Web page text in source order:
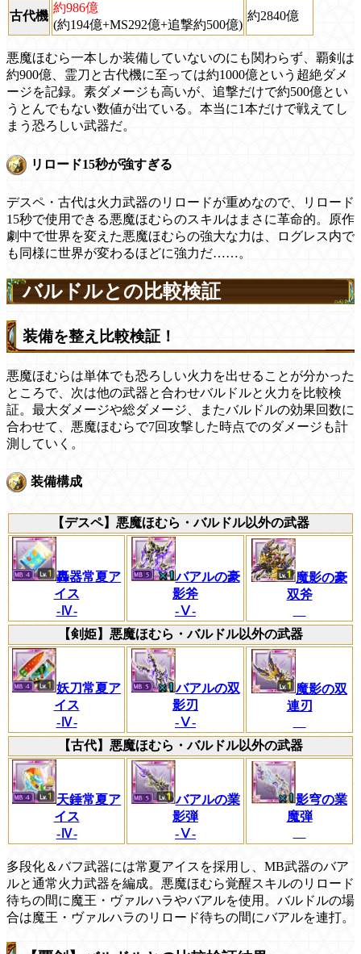
古代機
約986億
(約194億+MS292億+追撃約500億)
約2840億
悪魔ほむら一本しか装備していないのにも関わらず、覇剣は
約900億、霊刀と古代機に至っては約1000億という超絶ダメ
ージを記録。素ダメージも高いが、追撃だけで約500億とい
うとんでもない数値が出ている。本当に1本だけで戦えてし
まう恐ろしい武器だ。
リロード15秒が強すぎる
デスペ・古代は火力武器のリロードが重めなので、リロード
15秒で使用できる悪魔ほむらのスキルはまさに革命的。原作
劇中で世界を変えた悪魔ほむらの強大な力は、ログレス内で
も同様に世界が変わるほどに強力だ……。
バルドルとの比較検証
装備を整え比較検証！
悪魔ほむらは単体でも恐ろしい火力を出せることが分かった
ところで、次は他の武器と合わせバルドルと火力を比較検
証。最大ダメージや総ダメージ、またバルドルの効果回数に
合わせて、悪魔ほむらで7回攻撃した時点でのダメージも計
測していく。
装備構成
【デスペ】悪魔ほむら・バルドル以外の武器
轟器常夏ア
イス
-Ⅳ-
バアルの豪
影斧
-Ⅴ-
魔影の豪
双斧
【剣姫】悪魔ほむら・バルドル以外の武器
妖刀常夏ア
イス
-Ⅳ-
バアルの双
影刃
-Ⅴ-
魔影の双
連刃
【古代】悪魔ほむら・バルドル以外の武器
天錘常夏ア
イス
-Ⅳ-
バアルの業
影弾
-Ⅴ-
影穹の業
魔弾
多段化＆バフ武器には常夏アイスを採用し、MB武器のバア
ルと通常火力武器を編成。悪魔ほむら覚醒スキルのリロード
待ちの間に魔王・ヴァルハラやバアルを使用。バルドルの場
合は魔王・ヴァルハラのリロード待ちの間にバアルを連打。